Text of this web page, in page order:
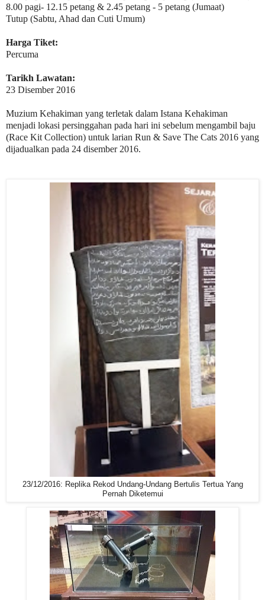
8.00 pagi- 12.15 petang & 2.45 petang - 5 petang (Jumaat)
Tutup (Sabtu, Ahad dan Cuti Umum)
Harga Tiket:
Percuma
Tarikh Lawatan:
23 Disember 2016
Muzium Kehakiman yang terletak dalam Istana Kehakiman
menjadi lokasi persinggahan pada hari ini sebelum mengambil baju
(Race Kit Collection) untuk larian Run & Save The Cats 2016 yang
dijadualkan pada 24 disember 2016.
23/12/2016: Replika Rekod Undang-Undang Bertulis Tertua Yang
Pernah Diketemui